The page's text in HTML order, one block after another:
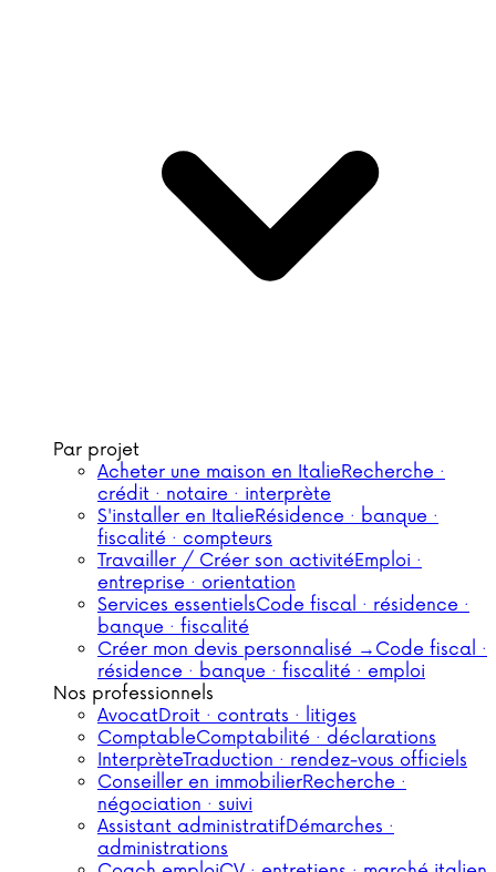
Par projet
Acheter une maison en ItalieRecherche ·
crédit · notaire · interprète
S'installer en ItalieRésidence · banque ·
fiscalité · compteurs
Travailler / Créer son activitéEmploi ·
entreprise · orientation
Services essentielsCode fiscal · résidence ·
banque · fiscalité
Créer mon devis personnalisé → Code fiscal ·
résidence · banque · fiscalité · emploi
Nos professionnels
AvocatDroit · contrats · litiges
ComptableComptabilité · déclarations
InterprèteTraduction · rendez-vous officiels
Conseiller en immobilierRecherche ·
négociation · suivi
Assistant administratifDémarches ·
administrations